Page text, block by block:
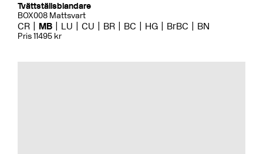
Tvättställsblandare
BOX008 Mattsvart
CR MB LU CU BR BC HG BrBC BN
Pris 11495 kr